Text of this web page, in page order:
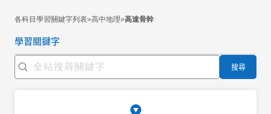
各科目學習關鍵字列表>高中地理>高速骨幹
學習關鍵字
搜尋